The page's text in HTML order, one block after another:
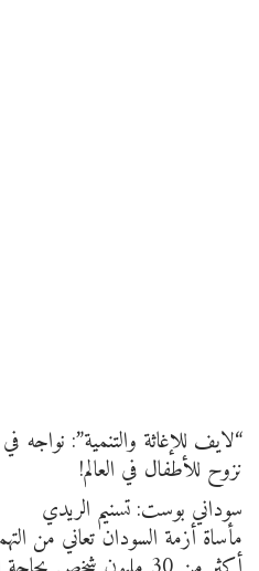
“لايف للإغاثة والتنمية”: نواجه
نزوح للأطفال في العالم!
سوداني بوست: تسنيم الريدي
مأساة أزمة السودان تعاني من